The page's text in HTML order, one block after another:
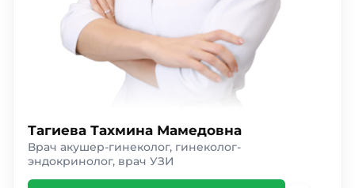
Тагиева Тахмина Мамедовна
Врач акушер-гинеколог, гинеколог-
эндокринолог, врач УЗИ